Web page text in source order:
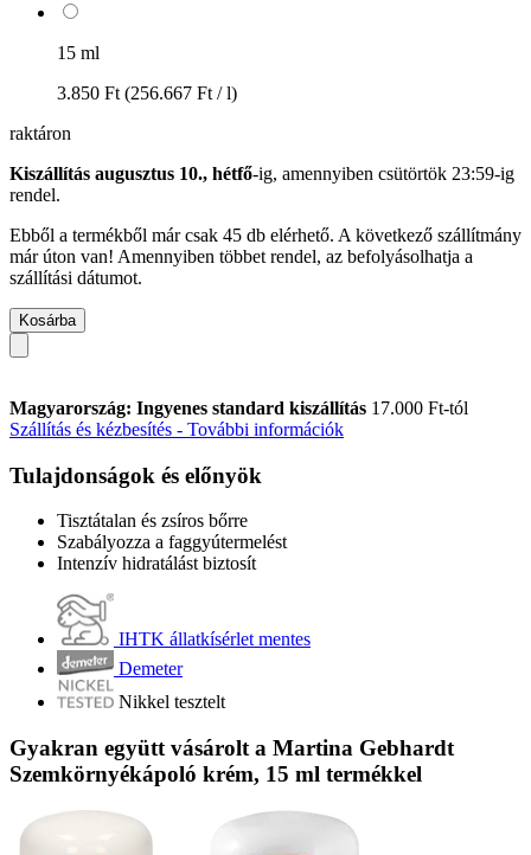
15 ml
3.850 Ft (256.667 Ft / l)
raktáron
Kiszállítás augusztus 10., hétfő-ig, amennyiben csütörtök 23:59-ig
rendel.
Ebből a termékből már csak 45 db elérhető. A következő szállítmány
már úton van! Amennyiben többet rendel, az befolyásolhatja a
szállítási dátumot.
Kosárba
Magyarország: Ingyenes standard kiszállítás 17.000 Ft-tól
Szállítás és kézbesítés - További információk
Tulajdonságok és előnyök
Tisztátalan és zsíros bőrre
Szabályozza a faggyútermelést
Intenzív hidratálást biztosít
IHTK állatkísérlet mentes
Demeter
Nikkel tesztelt
Gyakran együtt vásárolt a Martina Gebhardt
Szemkörnyékápoló krém, 15 ml termékkel